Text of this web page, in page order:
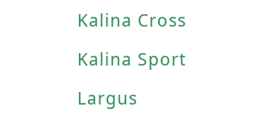
Kalina Cross
Kalina Sport
Largus